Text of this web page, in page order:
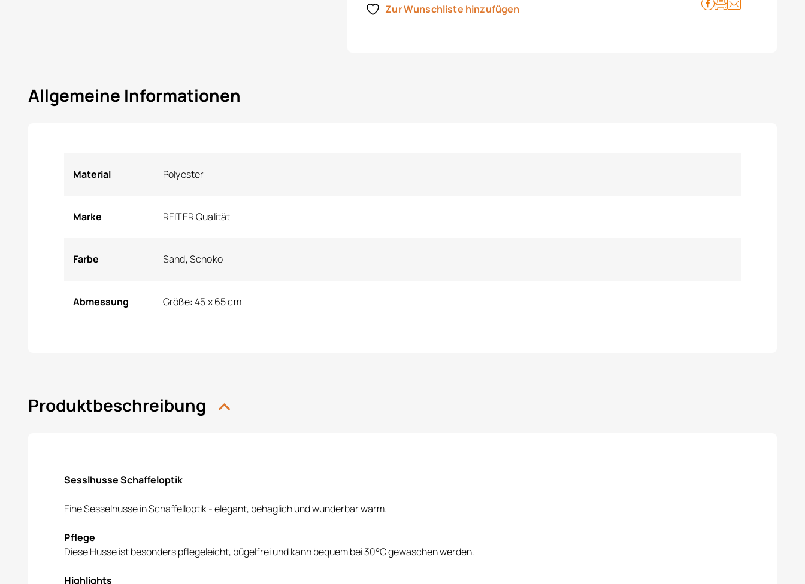
Zur Wunschliste hinzufügen
Allgemeine Informationen
Material Polyester
Marke REITER Qualität
Farbe Sand, Schoko
Abmessung Größe: 45 x 65 cm
Produktbeschreibung
Sesslhusse Schaffeloptik
Eine Sesselhusse in Schaffelloptik - elegant, behaglich und wunderbar warm.
Pflege
Diese Husse ist besonders pflegeleicht, bügelfrei und kann bequem bei 30°C gewaschen werden.
Highlights